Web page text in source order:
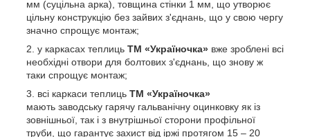
мм (суцільна арка), товщина стінки 1 мм, що утворює
цільну конструкцію без зайвих з'єднань, що у свою чергу
значно спрощує монтаж;
у каркасах теплиць ТМ «Україночка» вже зроблені всі
необхідні отвори для болтових з'єднань, що знову ж
таки спрощує монтаж;
всі каркаси теплиць ТМ «Україночка»
мають заводську гарячу гальванічну оцинковку як із
зовнішньої, так і з внутрішньої сторони профільної
труби, що гарантує захист від іржі протягом 15 – 20